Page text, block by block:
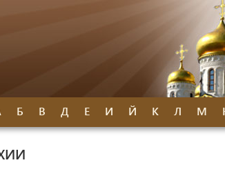
Б В Д Е И Й К Л М